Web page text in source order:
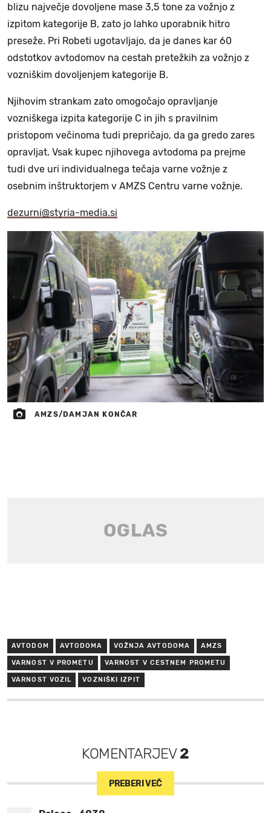
blizu največje dovoljene mase 3,5 tone za vožnjo z
izpitom kategorije B, zato jo lahko uporabnik hitro
preseže. Pri Robeti ugotavljajo, da je danes kar 60
odstotkov avtodomov na cestah pretežkih za vožnjo z
vozniškim dovoljenjem kategorije B.
Njihovim strankam zato omogočajo opravljanje
vozniškega izpita kategorije C in jih s pravilnim
pristopom večinoma tudi prepričajo, da ga gredo zares
opravljat. Vsak kupec njihovega avtodoma pa prejme
tudi dve uri individualnega tečaja varne vožnje z
osebnim inštruktorjem v AMZS Centru varne vožnje.
dezurni@styria-media.si
AMZS/DAMJAN KONČAR
AVTODOM AVTODOMA VOŽNJA AVTODOMA AMZS
VARNOST V PROMETU VARNOST V CESTNEM PROMETU
VARNOST VOZIL VOZNIŠKI IZPIT
KOMENTARJEV2
PREBERI VEČ